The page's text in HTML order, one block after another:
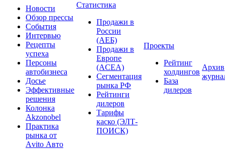
Новости
Обзор прессы
События
Интервью
Рецепты
успеха
Персоны
автобизнеса
Досье
Эффективные
решения
Колонка
Akzonobel
Практика
рынка от
Аvito Авто
Статистика
Продажи в
России
(АЕБ)
Продажи в
Европе
(ACEA)
Сегментация
рынка РФ
Рейтинги
дилеров
Тарифы
каско (ЭЛТ-
ПОИСК)
Проекты
Рейтинг
холдингов
База
дилеров
Архив